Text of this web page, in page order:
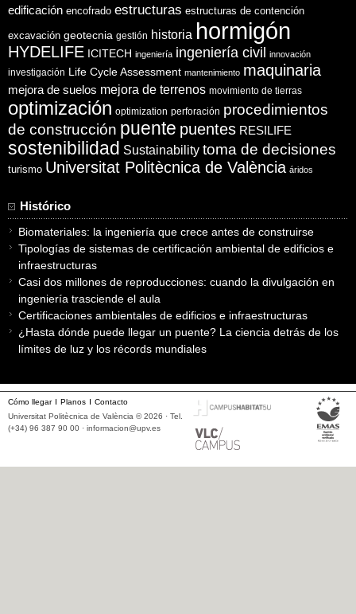
edificación encofrado estructuras estructuras de contención
excavación geotecnia gestión historia hormigón
HYDELIFE ICITECH ingeniería ingeniería civil innovación
investigación Life Cycle Assessment mantenimiento maquinaria
mejora de suelos mejora de terrenos movimiento de tierras
optimización optimization perforación procedimientos
de construcción puente puentes RESILIFE
sostenibilidad Sustainability toma de decisiones
turismo Universitat Politècnica de València áridos
Histórico
Biomateriales: la ingeniería que crece antes de construirse
Tipologías de sistemas de certificación ambiental de edificios e
infraestructuras
Casi dos millones de reproducciones: cuando la divulgación en
ingeniería trasciende el aula
Certificaciones ambientales de edificios e infraestructuras
¿Hasta dónde puede llegar un puente? La ciencia detrás de los
límites de luz y los récords mundiales
Cómo llegar Planos
Contacto
Universitat Politècnica de València © 2026 · Tel.
(+34) 96 387 90 00 · informacion@upv.es